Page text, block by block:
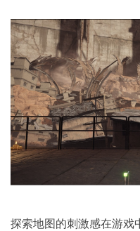
探索地图的刺激感在游戏